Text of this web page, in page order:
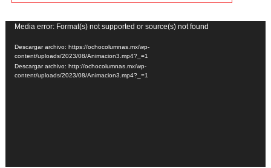
Reproductor
de
vídeo
Media error: Format(s) not supported or source(s) not found
Descargar archivo: https://ochocolumnas.mx/wp-
content/uploads/2023/08/Animacion3.mp4?_=1
Descargar archivo: http://ochocolumnas.mx/wp-
content/uploads/2023/08/Animacion3.mp4?_=1